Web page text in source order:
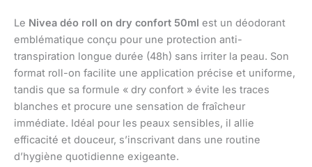
Le Nivea déo roll on dry confort 50ml est un déodorant
emblématique conçu pour une protection anti-
transpiration longue durée (48h) sans irriter la peau. Son
format roll-on facilite une application précise et uniforme,
tandis que sa formule « dry confort » évite les traces
blanches et procure une sensation de fraîcheur
immédiate. Idéal pour les peaux sensibles, il allie
efficacité et douceur, s’inscrivant dans une routine
d’hygiène quotidienne exigeante.